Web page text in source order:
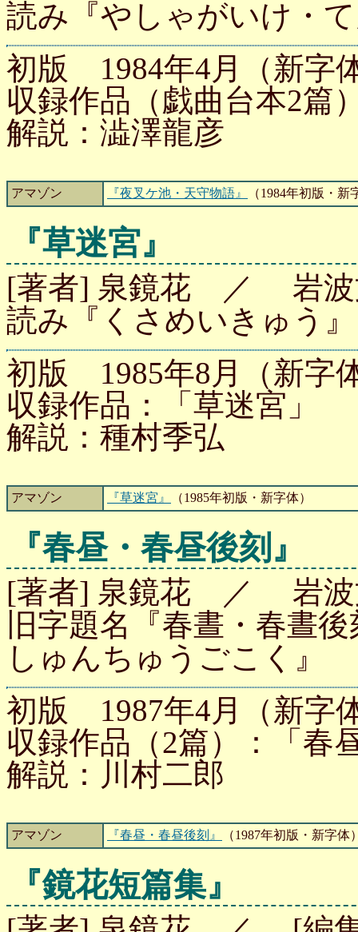
読み『やしゃがいけ・
初版 1984年4月（新字
収録作品（戯曲台本2篇
解説：澁澤龍彦
アマゾン 『夜叉ケ池・天守物語』 （1984年初版・新
『草迷宮』
[著者] 泉鏡花 ／ 岩波
読み『くさめいきゅう』
初版 1985年8月（新字
収録作品：「草迷宮」
解説：種村季弘
アマゾン 『草迷宮』 （1985年初版・新字体）
『春昼・春昼後刻』
[著者] 泉鏡花 ／ 岩波
旧字題名『春晝・春晝
しゅんちゅうごこく』
初版 1987年4月（新字
収録作品（2篇）：「春
解説：川村二郎
アマゾン 『春昼・春昼後刻』 （1987年初版・新字体
『鏡花短篇集』